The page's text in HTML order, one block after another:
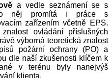
a vedle seznámení se s
něj promítá i práce s
zařízením včetně EPS.
ovládání příslušných
výborná teoretická znalost
požární ochrany (PO) a
dle naší zkušenosti klíčem k
v terénu byly nanejvýš
klienta.